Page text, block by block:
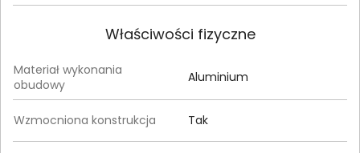
Właściwości fizyczne
Materiał wykonania
obudowy
Aluminium
Wzmocniona konstrukcja Tak